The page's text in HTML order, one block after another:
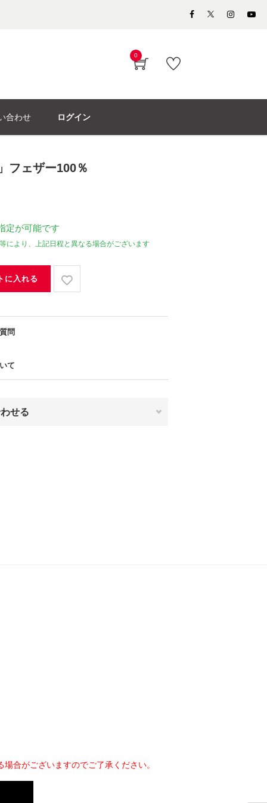
0
合わせ ログイン
フェザー100％
定が可能です
により、上記日程と異なる場合がございます
に入れる
問
て
せる
合がございますのでご了承ください。